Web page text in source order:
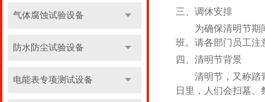
气体腐蚀试验设备
防水防尘试验设备
电能表专项测试设备
三、调休安排
为确保清明节期
班。请各部门员工注
四、清明节背景
清明节，又称踏
日里，人们会扫墓